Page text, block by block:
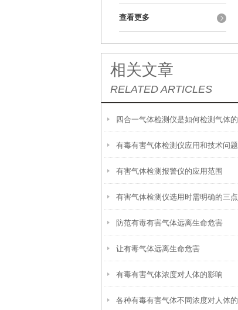
查看更多
相关文章
RELATED ARTICLES
四合一气体检测仪是如何检测气体的
有毒有害气体检测仪应用和技术问题
有害气体检测报警仪的应用范围
有害气体检测仪选用时需明确的三点
防范有毒有害气体远离生命危害
让有毒气体远离生命危害
有毒有害气体浓度对人体的影响
各种有毒有害气体不同浓度对人体的